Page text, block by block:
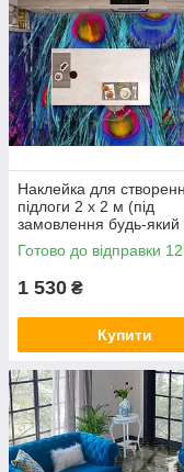
Наклейка для
підлоги 2 х 2 м (під
замовлення будь-який
розмір) із захисною
ламінацією (БП-
Готово до відправки
1 530 ₴
Купити